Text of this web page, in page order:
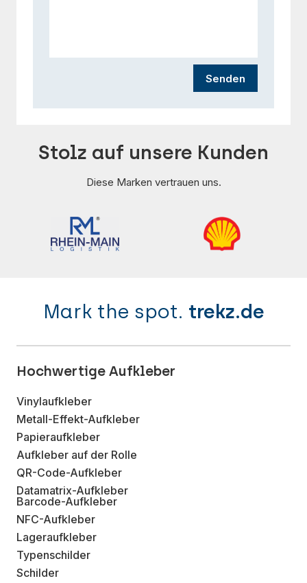
Senden
Stolz auf unsere Kunden
Diese Marken vertrauen uns.
Mark the spot. trekz.de
Hochwertige Aufkleber
Vinylaufkleber
Metall-Effekt-Aufkleber
Papieraufkleber
Aufkleber auf der Rolle
QR-Code-Aufkleber
Datamatrix-Aufkleber
Barcode-Aufkleber
NFC-Aufkleber
Lageraufkleber
Typenschilder
Schilder